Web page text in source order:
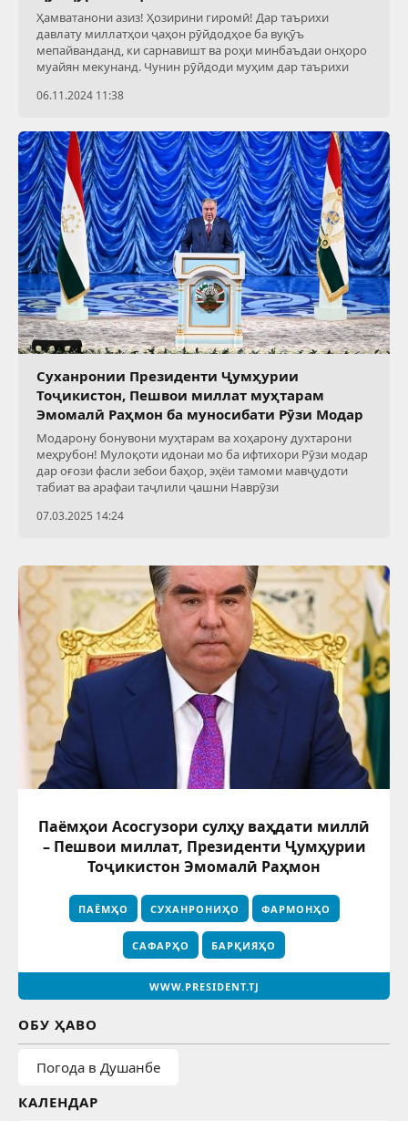
Ҳамватанони азиз! Ҳозирини гиромӣ! Дар таърихи
давлату миллатҳои ҷаҳон рӯйдодҳое ба вуқӯъ
мепайванданд, ки сарнавишт ва роҳи минбаъдаи онҳоро
муайян мекунанд. Чунин рӯйдоди муҳим дар таърихи
06.11.2024 11:38
Суханронии Президенти Ҷумҳурии
Тоҷикистон, Пешвои миллат муҳтарам
Эмомалӣ Раҳмон ба муносибати Рӯзи Модар
Модарону бонувони муҳтарам ва хоҳарону духтарони
меҳрубон! Мулоқоти идонаи мо ба ифтихори Рӯзи модар
дар оғози фасли зебои баҳор, эҳёи тамоми мавҷудоти
табиат ва арафаи таҷлили ҷашни Наврӯзи
07.03.2025 14:24
Паёмҳои Асосгузори сулҳу ваҳдати миллӣ
– Пешвои миллат, Президенти Ҷумҳурии
Тоҷикистон Эмомалӣ Раҳмон
ПАЁМҲО СУХАНРОНИҲО ФАРМОНҲО
САФАРҲО БАРҚИЯҲО
WWW.PRESIDENT.TJ
ОБУ ҲАВО
Погода в Душанбе
КАЛЕНДАР